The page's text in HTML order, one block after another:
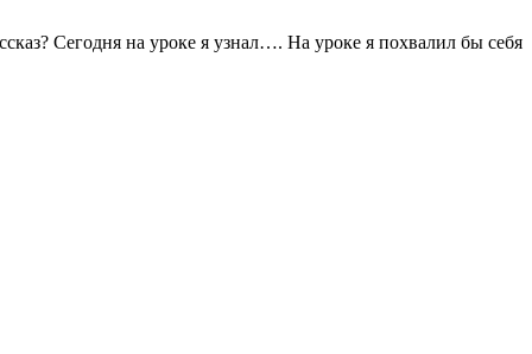
Сегодня на уроке я узнал…. На уроке я похвалил бы себя